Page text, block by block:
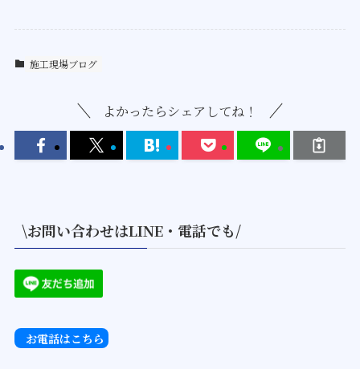
施工現場ブログ
よかったらシェアしてね！
\お問い合わせはLINE・電話でも/
お電話はこちら